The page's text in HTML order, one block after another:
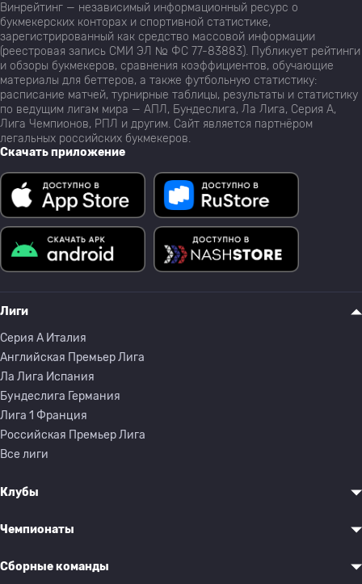
Винрейтинг — независимый информационный ресурс о
букмекерских конторах и спортивной статистике,
зарегистрированный как средство массовой информации
(реестровая запись СМИ ЭЛ № ФС 77-83883). Публикует рейтинги
и обзоры букмекеров, сравнения коэффициентов, обучающие
материалы для беттеров, а также футбольную статистику:
расписание матчей, турнирные таблицы, результаты и статистику
по ведущим лигам мира — АПЛ, Бундеслига, Ла Лига, Серия А,
Лига Чемпионов, РПЛ и другим. Сайт является партнёром
легальных российских букмекеров.
Скачать приложение
Лиги
Серия A Италия
Английская Премьер Лига
Ла Лига Испания
Бундеслига Германия
Лига 1 Франция
Российская Премьер Лига
Все лиги
Клубы
Чемпионаты
Сборные команды